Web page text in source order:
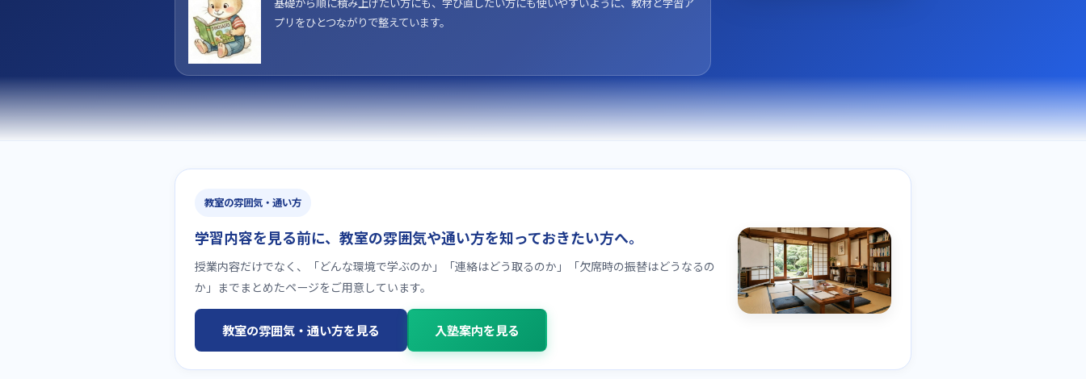
プリをひとつながりで整えています。
教室の雰囲気・通い方
学習内容を見る前に、教室の雰囲気や通い方を知っておきたい方へ。
授業内容だけでなく、「どんな環境で学ぶのか」「連絡はどう取るのか」「欠席時の振替はどうなるの
か」までまとめたページをご用意しています。
教室の雰囲気・通い方を見る 入塾案内を見る